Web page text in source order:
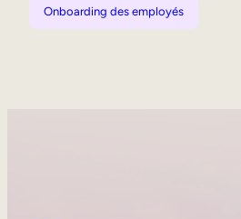
Onboarding des employés